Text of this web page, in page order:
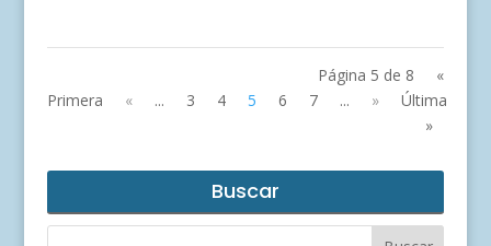
Página 5 de 8
«
Primera
« ... 3 4 5 6 7 ... »
Última
»
Buscar